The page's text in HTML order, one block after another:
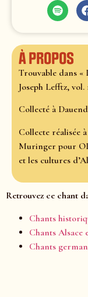
À propos
Trouvable dans «
Joseph Lefftz, vol.
Collecté à
Collecte réalisée
Muringer pour
et les cultures
Retrouvez ce chant
Chants
Chants Alsace
Chants